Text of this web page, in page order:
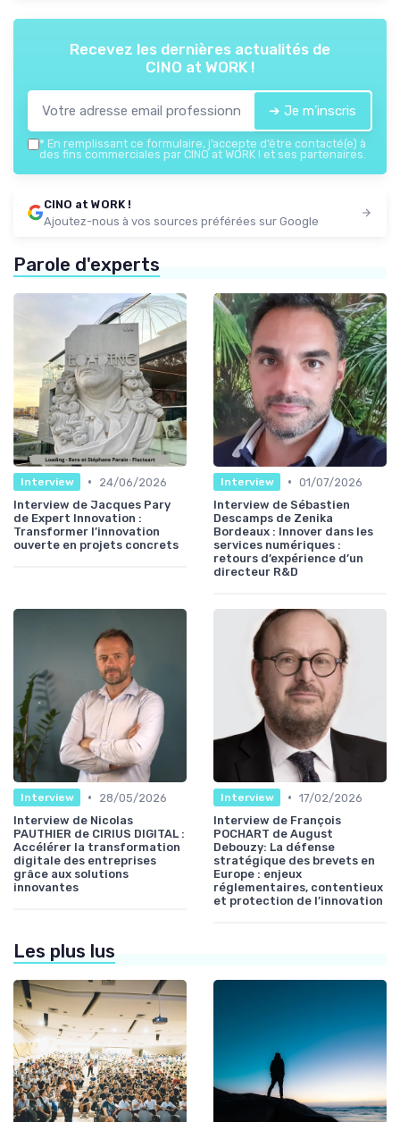
Recevez les dernières actualités de
CINO at WORK !
➔ Je m'inscris
* En remplissant ce formulaire, j’accepte d’être contacté(e) à
des fins commerciales par CINO at WORK ! et ses partenaires.
CINO at WORK !
Ajoutez-nous à vos sources préférées sur Google
Parole d'experts
Interview •
24/06/2026
Interview de Jacques Pary
de Expert Innovation :
Transformer l’innovation
ouverte en projets concrets
Interview • 01/07/2026
Interview de Sébastien
Descamps de Zenika
Bordeaux : Innover dans les
services numériques :
retours d’expérience d’un
directeur R&D
Interview •
28/05/2026
Interview de Nicolas
PAUTHIER de CIRIUS DIGITAL :
Accélérer la transformation
digitale des entreprises
grâce aux solutions
innovantes
Interview • 17/02/2026
Interview de François
POCHART de August
Debouzy: La défense
stratégique des brevets en
Europe : enjeux
réglementaires, contentieux
et protection de l’innovation
Les plus lus